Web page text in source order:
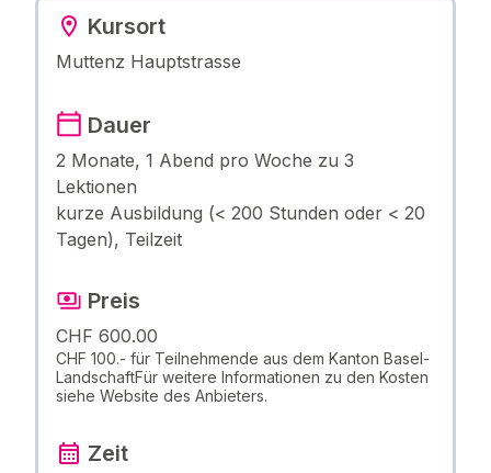
Kursort
Muttenz Hauptstrasse
Dauer
2 Monate, 1 Abend pro Woche zu 3
Lektionen
kurze Ausbildung (< 200 Stunden oder < 20
Tagen), Teilzeit
Preis
CHF 600.00
CHF 100.- für Teilnehmende aus dem Kanton Basel-
LandschaftFür weitere Informationen zu den Kosten
siehe Website des Anbieters.
Zeit